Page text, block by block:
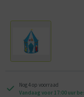
Nog 4 op voorraad
Vandaag voor 17:00 uur